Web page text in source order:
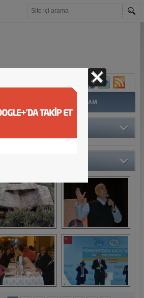
YAŞAM
Antik
Kenti tanıtımı
Doğan Cüceloğlu,
İstanbul’da Mersinli
hemşerileriyle
buluştu